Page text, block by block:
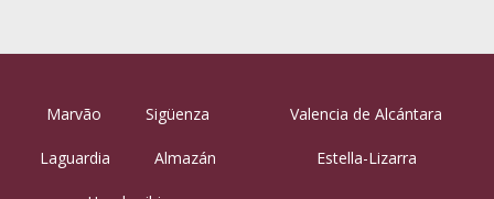
Marvão Sigüenza
Laguardia Almazán
Valencia de Alcántara
Estella-Lizarra